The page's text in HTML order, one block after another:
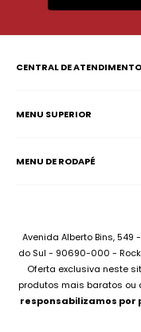
CENTRAL DE ATENDIMENTO
SAC (Serviço de
Whatsapp:(51) 99227-
MENU SUPERIOR
Notebooks
Montamos seu PC
Compramos seu
Bateria Notebook
Fonte Notebook
MENU DE RODAPÉ
Sobre Assistência
Para Empresas
Canal no Youtube
Avenida Alberto Bins, 549
do Sul - 90690-000 -
Oferta exclusiva neste
produtos mais baratos ou
responsabilizamos por